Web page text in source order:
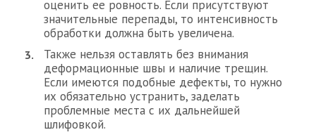
оценить ее ровность. Если присутствуют
значительные перепады, то интенсивность
обработки должна быть увеличена.
Также нельзя оставлять без внимания
деформационные швы и наличие трещин.
Если имеются подобные дефекты, то нужно
их обязательно устранить, заделать
проблемные места с их дальнейшей
шлифовкой.